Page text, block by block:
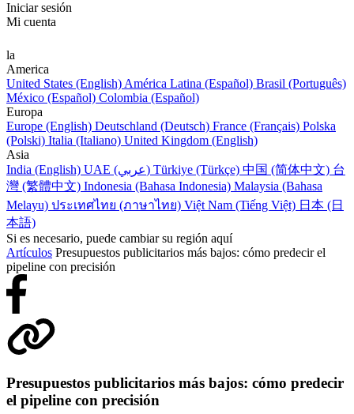
Iniciar sesión
Mi cuenta
la
America
United States (English) América Latina (Español) Brasil (Português)
México (Español) Colombia (Español)
Europa
Europe (English) Deutschland (Deutsch) France (Français) Polska
(Polski) Italia (Italiano) United Kingdom (English)
Asia
India (English)
UAE (عربي) Türkiye (Türkçe) 中国 (简体中文) 台
灣 (繁體中文) Indonesia (Bahasa Indonesia) Malaysia (Bahasa
Melayu) ประเทศไทย (ภาษาไทย) Việt Nam (Tiếng Việt) 日本 (日
本語)
Si es necesario, puede cambiar su región aquí
Artículos Presupuestos publicitarios más bajos: cómo predecir el
pipeline con precisión
Presupuestos publicitarios más bajos: cómo predecir
el pipeline con precisión